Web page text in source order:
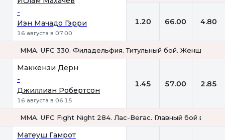
-
Иэн Мачадо Гэрри
16 августа в 07:00
1.20 66.00 4.80
MMA. UFC 330. Филадельфия. Титульный бой. Женщины.
Маккензи Дерн
-
Джиллиан Робертсон
16 августа в 06:15
1.45 57.00 2.85
MMA. UFC Fight Night 284. Лас-Вегас. Главный бой
Матеуш Гамрот